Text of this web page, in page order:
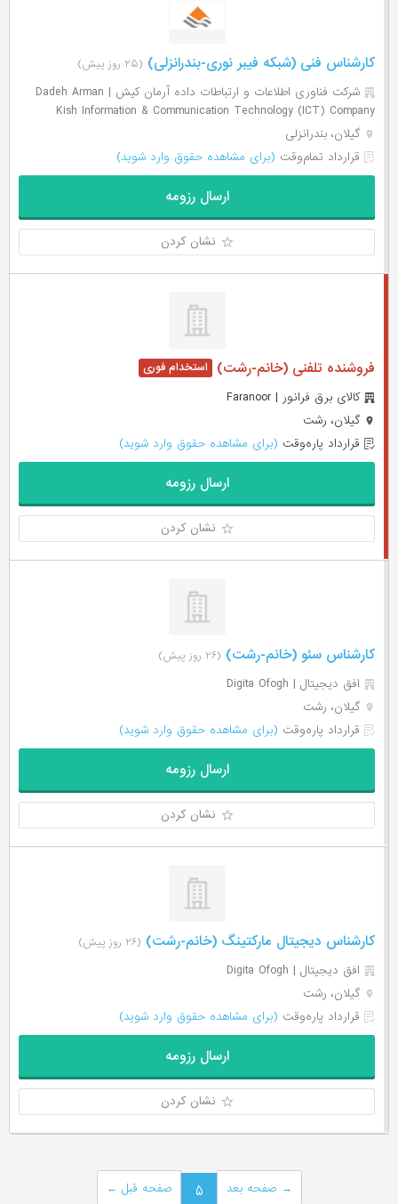
کارشناس فنی (شبکه فیبر نوری-بندرانزلی) (۲۵ روز پیش)
شرکت فناوری اطلاعات و ارتباطات داده آرمان کیش | Dadeh Arman
Kish Information & Communication Technology (ICT) Company
گیلان، بندرانزلی
قرارداد تمام‌وقت (برای مشاهده حقوق وارد شوید)
ارسال رزومه
نشان کردن
فروشنده تلفنی (خانم-رشت)
کالای برق فرانور | Faranoor
گیلان، رشت
قرارداد پاره‌وقت (برای مشاهده حقوق وارد شوید)
ارسال رزومه
نشان کردن
کارشناس سئو (خانم-رشت) (۲۶ روز پیش)
افق دیجیتال | Digita Ofogh
گیلان، رشت
قرارداد پاره‌وقت (برای مشاهده حقوق وارد شوید)
ارسال رزومه
نشان کردن
کارشناس دیجیتال مارکتینگ (خانم-رشت) (۲۶ روز پیش)
افق دیجیتال | Digita Ofogh
گیلان، رشت
قرارداد پاره‌وقت (برای مشاهده حقوق وارد شوید)
ارسال رزومه
نشان کردن
← صفحه قبل ۵ صفحه بعد →